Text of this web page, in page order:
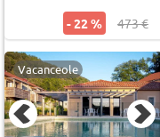
- 22 % 473 €
Vacanceole